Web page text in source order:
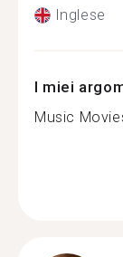
Inglese
I miei
Music